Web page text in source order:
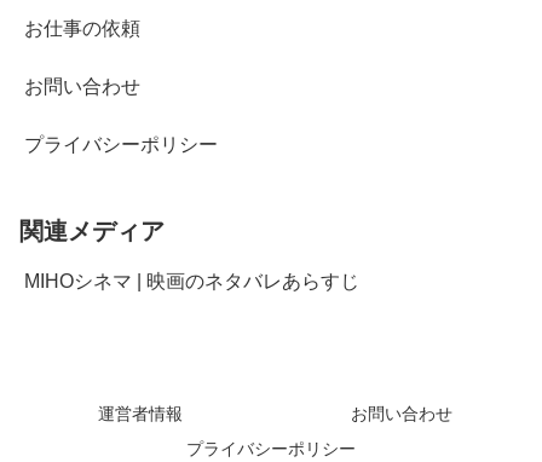
お仕事の依頼
お問い合わせ
プライバシーポリシー
関連メディア
MIHOシネマ | 映画のネタバレあらすじ
運営者情報
お問い合わせ
プライバシーポリシー